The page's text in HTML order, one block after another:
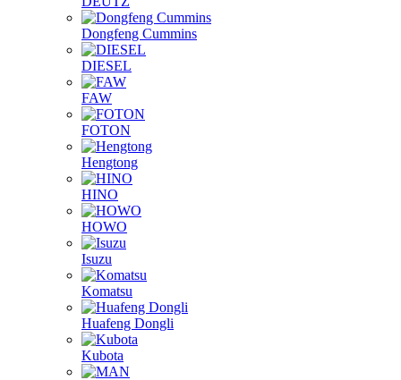
Cummins
DEUTZ
Dongfeng Cummins
DIESEL
FAW
FOTON
Hengtong
HINO
HOWO
Isuzu
Komatsu
Huafeng Dongli